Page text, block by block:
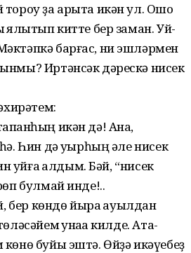
ҙа арыта икән ул. Ошо
ялҡытып китте бер заман. Уй-
барғас, ни эшләрмен
Иртәнсәк дәрескә нисек
икән дә! Ана,
Һин дә уҡырһың әле нисек
уйға ҡалдым. Бәй, “нисек
булмай инде!..
бер көндө йыраҡ ауылдан
ҡунаҡҡа килде. Ата-
буйы эштә. Өйҙә икәүебеҙ